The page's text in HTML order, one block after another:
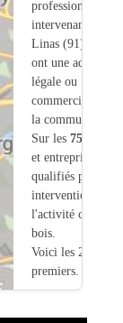
professionnels
intervenant sur
Linas (91) dont
ont une adresse
légale ou
commerciale dans
la commune.
Sur les 75
et entreprises
qualifiés pour une
intervention sur
l'activité
bois.
Voici les 20
premiers.